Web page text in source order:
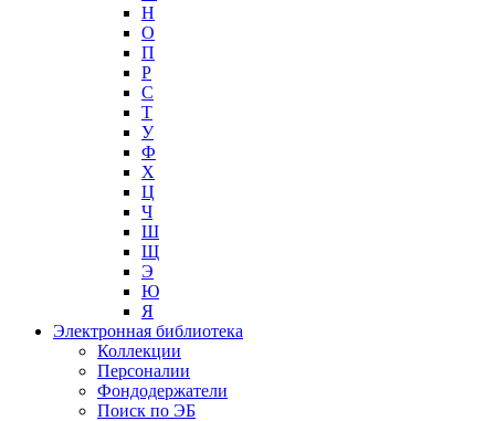
Н
О
П
Р
С
Т
У
Ф
Х
Ц
Ч
Ш
Щ
Э
Ю
Я
Электронная библиотека
Коллекции
Персоналии
Фондодержатели
Поиск по ЭБ